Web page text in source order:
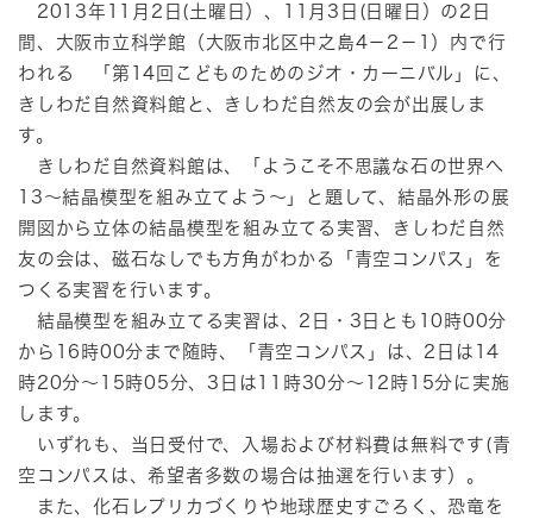
2013年11月2日(土曜日）、11月3日(日曜日）の2日
間、大阪市立科学館（大阪市北区中之島4－2－1）内で行
われる 「第14回こどものためのジオ・カーニバル」に、
きしわだ自然資料館と、きしわだ自然友の会が出展しま
す。
きしわだ自然資料館は、「ようこそ不思議な石の世界へ
13～結晶模型を組み立てよう～」と題して、結晶外形の展
開図から立体の結晶模型を組み立てる実習、きしわだ自然
友の会は、磁石なしでも方角がわかる「青空コンパス」を
つくる実習を行います。
結晶模型を組み立てる実習は、2日・3日とも10時00分
から16時00分まで随時、「青空コンパス」は、2日は14
時20分～15時05分、3日は11時30分～12時15分に実施
します。
いずれも、当日受付で、入場および材料費は無料です(青
空コンパスは、希望者多数の場合は抽選を行います）。
また、化石レプリカづくりや地球歴史すごろく、恐竜を